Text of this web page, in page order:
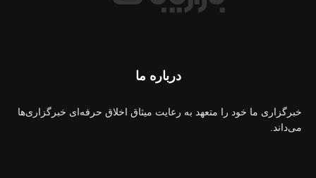
درباره ما
خبرگزاری ما خود را متعهد به رعایت میثاق اخلاق حرفه‌ای خبرگزاری‌ها
می‌داند.